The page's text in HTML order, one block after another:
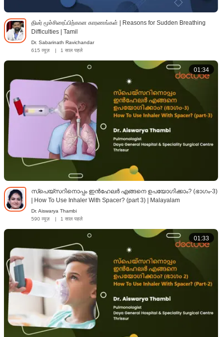
திடீர் மூச்சிரைப்பிற்கான காரணங்கள் | Reasons for Sudden Breathing
Difficulties | Tamil
Dr. Sabarinath Ravichandar
615 व्यूज़
| 1 साल पहले
01:34
സ്‌പെയ്‌സറിനൊപ്പം ഇൻഹേലർ എങ്ങനെ ഉപയോഗിക്കാം? (ഭാഗം-3)
| How To Use Inhaler With Spacer? (part 3) | Malayalam
Dr. Aiswarya Thambi
590 व्यूज़
| 1 साल पहले
01:33